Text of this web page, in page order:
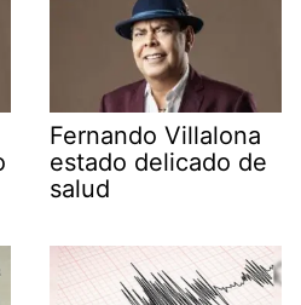
Fernando Villalona
estado delicado de
salud